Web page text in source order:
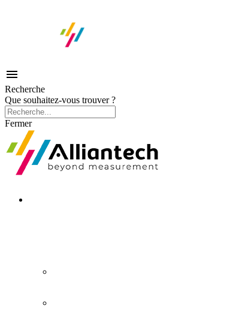

Recherche
Que souhaitez-vous trouver ?
Fermer